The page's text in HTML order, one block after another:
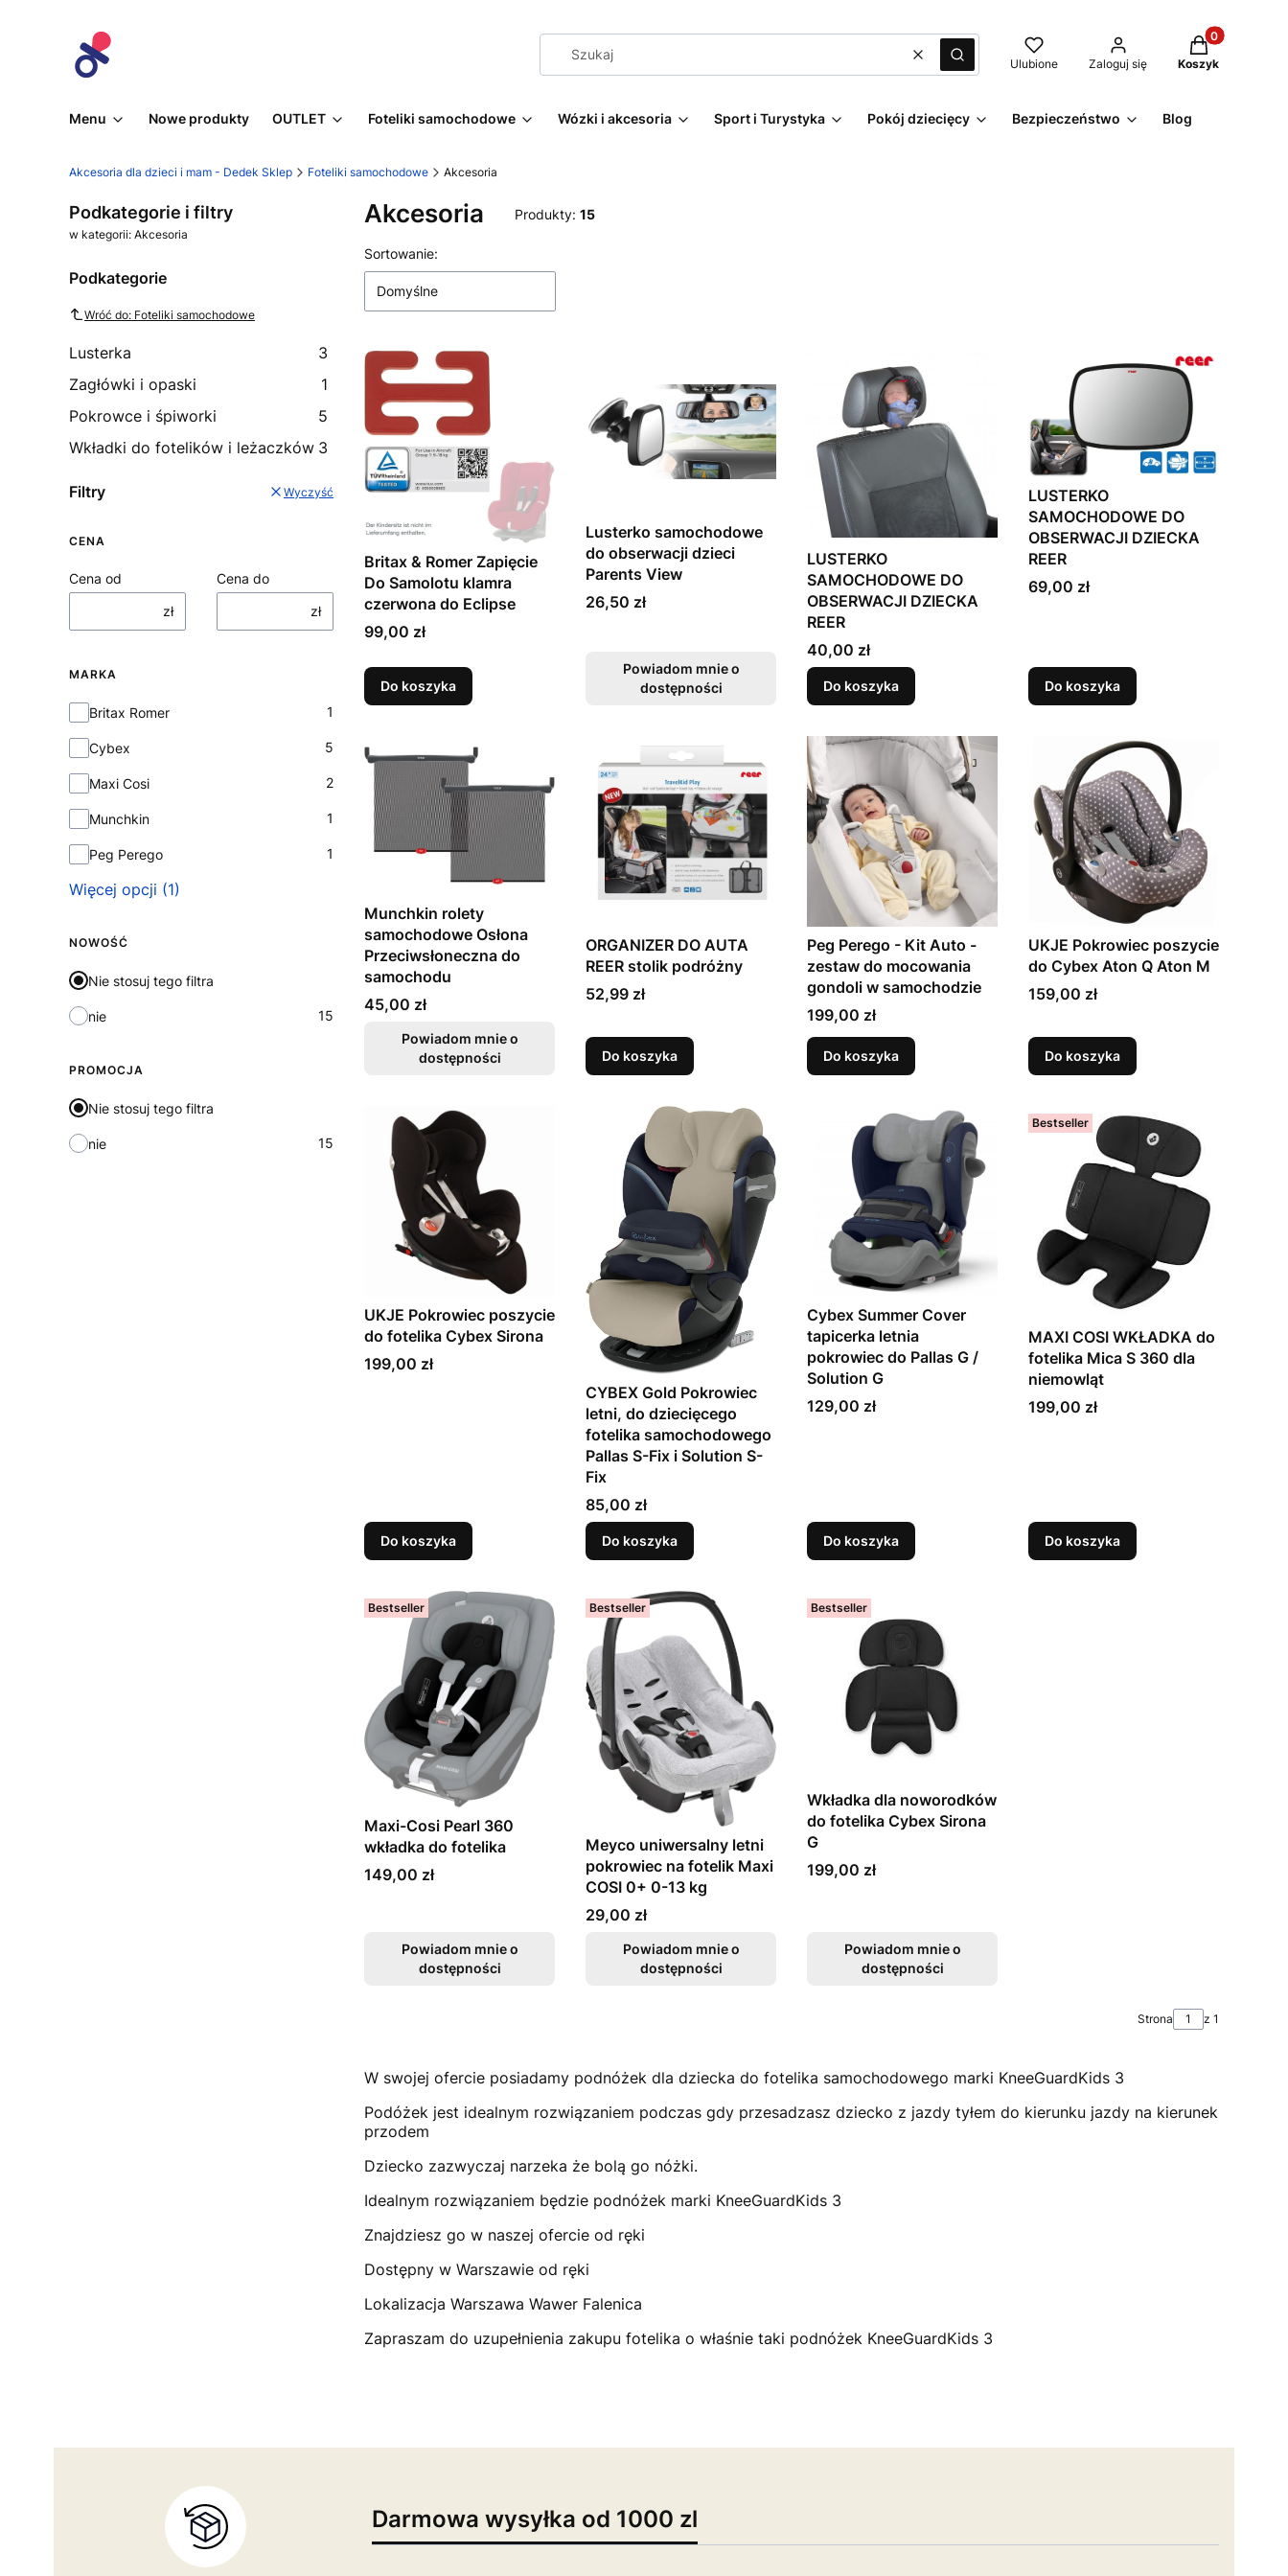
WyczyśćSzukaj Ulubione Zaloguj się
Produkty w
Koszyk
Menu Nowe produkty OUTLET Foteliki samochodowe Wózki i akcesoria Sport i Turystyka Pokój dziecięcy Bezpieczeństwo Blog
Akcesoria dla dzieci i mam - Dedek Sklep Foteliki samochodowe Akcesoria
Podkategorie i filtry
w kategorii: Akcesoria
Podkategorie
Wróć do: Foteliki samochodowe
Lusterka
3
Zagłówki i opaski
1
Pokrowce i śpiworki
5
Wkładki do fotelików i leżaczków 3
Filtry Wyczyść
CENA
Cena od
zł
Cena do
zł
MARKA
Marka
Britax Romer 1
Cybex 5
Maxi Cosi 2
Munchkin 1
Peg Perego 1
Więcej opcji (1)
NOWOŚĆ
Nie stosuj tego filtra
nie 15
PROMOCJA
Nie stosuj tego filtra
nie 15
Akcesoria Produkty: 15
Lista produktów
Sortowanie:
Domyślne
Britax & Romer Zapięcie
Do Samolotu klamra
czerwona do Eclipse
Cena
99,00 zł
Do koszyka
Lusterko samochodowe
do obserwacji dzieci
Parents View
Cena
26,50 zł
Powiadom mnie o
dostępności
LUSTERKO
SAMOCHODOWE DO
OBSERWACJI DZIECKA
REER
Cena
40,00 zł
Do koszyka
LUSTERKO
SAMOCHODOWE DO
OBSERWACJI DZIECKA
REER
Cena
69,00 zł
Do koszyka
Munchkin rolety
samochodowe Osłona
Przeciwsłoneczna do
samochodu
Cena
45,00 zł
Powiadom mnie o
dostępności
ORGANIZER DO AUTA
REER stolik podróżny
Cena
52,99 zł
Do koszyka
Peg Perego - Kit Auto -
zestaw do mocowania
gondoli w samochodzie
Cena
199,00 zł
Do koszyka
UKJE Pokrowiec poszycie
do Cybex Aton Q Aton M
Cena
159,00 zł
Do koszyka
UKJE Pokrowiec poszycie
do fotelika Cybex Sirona
Cena
199,00 zł
Do koszyka
CYBEX Gold Pokrowiec
letni, do dziecięcego
fotelika samochodowego
Pallas S-Fix i Solution S-
Fix
Cena
85,00 zł
Do koszyka
Cybex Summer Cover
tapicerka letnia
pokrowiec do Pallas G /
Solution G
Cena
129,00 zł
Do koszyka
Bestseller
MAXI COSI WKŁADKA do
fotelika Mica S 360 dla
niemowląt
Cena
199,00 zł
Do koszyka
Bestseller
Maxi-Cosi Pearl 360
wkładka do fotelika
Cena
149,00 zł
Powiadom mnie o
dostępności
Bestseller
Meyco uniwersalny letni
pokrowiec na fotelik Maxi
COSI 0+ 0-13 kg
Cena
29,00 zł
Powiadom mnie o
dostępności
Bestseller
Wkładka dla noworodków
do fotelika Cybex Sirona
G
Cena
199,00 zł
Powiadom mnie o
dostępności
Strona z 1
W swojej ofercie posiadamy podnóżek dla dziecka do fotelika samochodowego marki KneeGuardKids 3
Podóżek jest idealnym rozwiązaniem podczas gdy przesadzasz dziecko z jazdy tyłem do kierunku jazdy na kierunek
przodem
Dziecko zazwyczaj narzeka że bolą go nóżki.
Idealnym rozwiązaniem będzie podnóżek marki KneeGuardKids 3
Znajdziesz go w naszej ofercie od ręki
Dostępny w Warszawie od ręki
Lokalizacja Warszawa Wawer Falenica
Zapraszam do uzupełnienia zakupu fotelika o właśnie taki podnóżek KneeGuardKids 3
Darmowa wysyłka od 1000 zl